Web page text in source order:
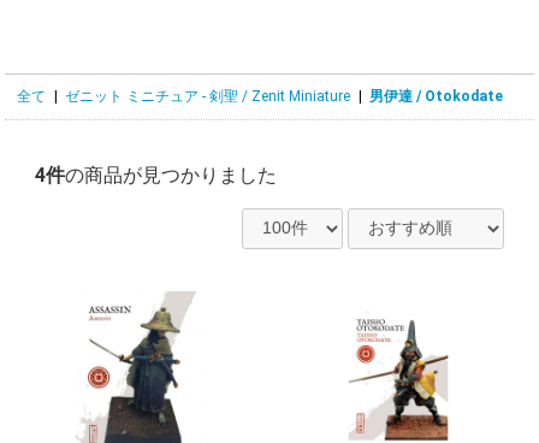
全て ゼニット ミニチュア - 剣聖 / Zenit Miniature 男伊達 / Otokodate
4件の商品が見つかりました